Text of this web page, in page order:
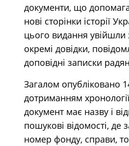
документи, що
нові сторінки історії
цього видання увійшли
окремі довідки,
доповідні записки
Загалом опубліковано
дотриманням
документ має назву і
пошукові відомості, де
номер фонду, справи,